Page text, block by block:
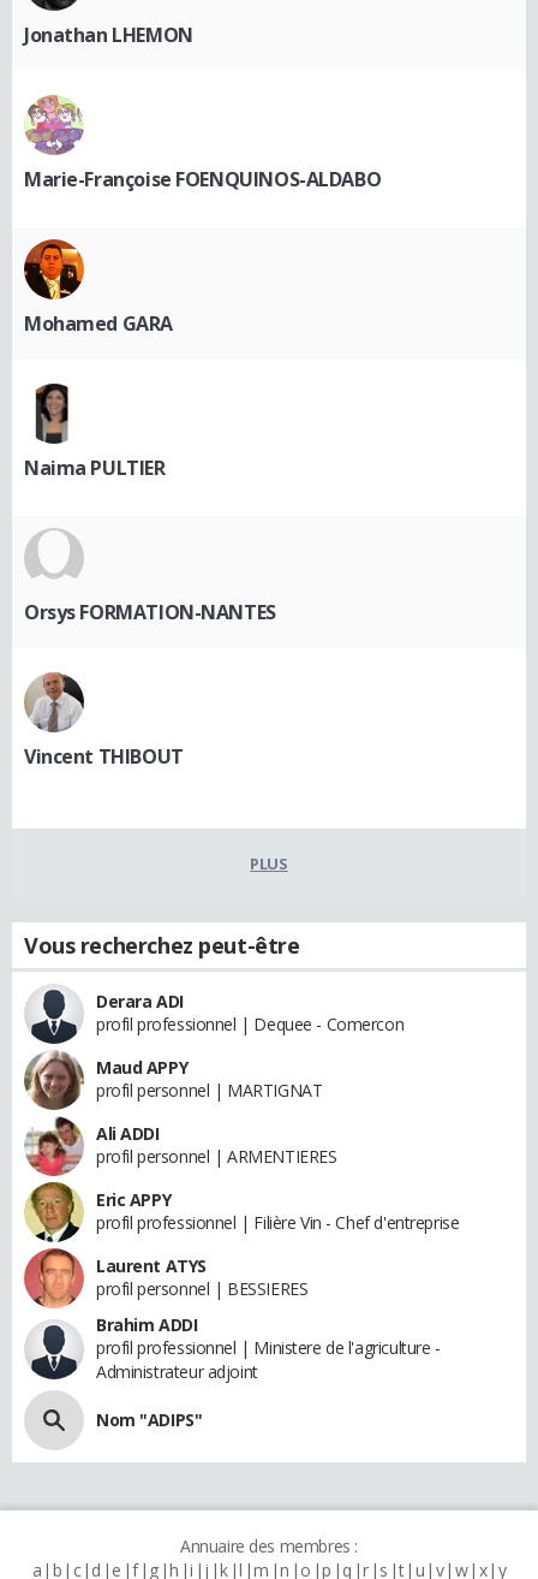
Jonathan LHEMON
Marie-Françoise FOENQUINOS-ALDABO
Mohamed GARA
Naima PULTIER
Orsys FORMATION-NANTES
Vincent THIBOUT
PLUS
Vous recherchez peut-être
Derara ADI
profil professionnel | Dequee - Comercon
Maud APPY
profil personnel | MARTIGNAT
Ali ADDI
profil personnel | ARMENTIERES
Eric APPY
profil professionnel | Filière Vin - Chef d'entreprise
Laurent ATYS
profil personnel | BESSIERES
Brahim ADDI
profil professionnel | Ministere de l'agriculture -
Administrateur adjoint
Nom "ADIPS"
Annuaire des membres :
a b c d e f g h i j k l m n o p q r s t u v w x y